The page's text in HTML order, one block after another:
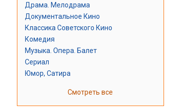
Драма. Мелодрама
Документальное Кино
Классика Советского Кино
Комедия
Музыка. Опера. Балет
Сериал
Юмор, Сатира
Смотреть все